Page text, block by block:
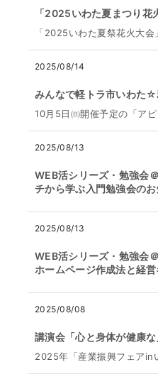
「2025いわた夏まつり花
「2025いわた夏祭花火大
2025/08/14
みんなで軽トラ市いわた
10月5日㈰開催予定の「ア
2025/08/13
WEB活シリーズ・勉強会
チから学ぶ入門勉強会の
2025/08/13
WEB活シリーズ・勉強会
ホームページ作成法と経
2025/08/08
講演会「心と身体が健康
2025年「産業振興フェアin